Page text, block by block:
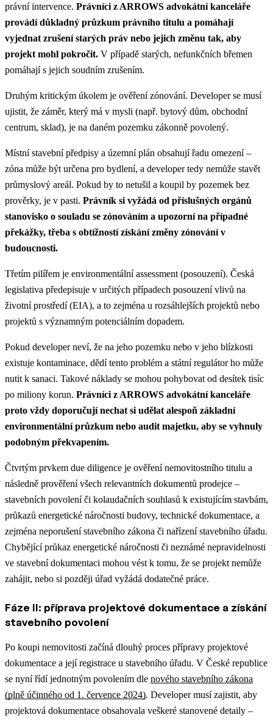
právní intervence. Právníci z ARROWS advokátní kanceláře
provádí důkladný průzkum právního titulu a pomáhají
vyjednat zrušení starých práv nebo jejich změnu tak, aby
projekt mohl pokročit. V případě starých, nefunkčních břemen
pomáhají s jejich soudním zrušením.
Druhým kritickým úkolem je ověření zónování. Developer se musí
ujistit, že záměr, který má v mysli (např. bytový dům, obchodní
centrum, sklad), je na daném pozemku zákonně povolený.
Místní stavební předpisy a územní plán obsahují řadu omezení –
zóna může být určena pro bydlení, a developer tedy nemůže stavět
průmyslový areál. Pokud by to netušil a koupil by pozemek bez
prověrky, je v pasti. Právník si vyžádá od příslušných orgánů
stanovisko o souladu se zónováním a upozorní na případné
překážky, třeba s obtížností získání změny zónování v
budoucnosti.
Třetím pilířem je environmentální assessment (posouzení). Česká
legislativa předepisuje v určitých případech posouzení vlivů na
životní prostředí (EIA), a to zejména u rozsáhlejších projektů nebo
projektů s významným potenciálním dopadem.
Pokud developer neví, že na jeho pozemku nebo v jeho blízkosti
existuje kontaminace, dědí tento problém a státní regulátor ho může
nutit k sanaci. Takové náklady se mohou pohybovat od desítek tisíc
po miliony korun. Právníci z ARROWS advokátní kanceláře
proto vždy doporučují nechat si udělat alespoň základní
environmentální průzkum nebo audit majetku, aby se vyhnuly
podobným překvapením.
Čtvrtým prvkem due diligence je ověření nemovitostního titulu a
následně prověření všech relevantních dokumentů prodejce –
stavebních povolení či kolaudačních souhlasů k existujícím stavbám,
průkazů energetické náročnosti budovy, technické dokumentace, a
zejména neporušení stavebního zákona či nařízení stavebního úřadu.
Chybějící průkaz energetické náročnosti či neznámé nepravidelnosti
ve stavební dokumentaci mohou vést k tomu, že se projekt nemůže
zahájit, nebo si později úřad vyžádá dodatečné práce.
Fáze II: příprava projektové dokumentace a získání
stavebního povolení
Po koupi nemovitosti začíná dlouhý proces přípravy projektové
dokumentace a její registrace u stavebního úřadu. V České republice
se nyní řídí jednotným povolením dle nového stavebního zákona
(plně účinného od 1. července 2024). Developer musí zajistit, aby
projektová dokumentace obsahovala veškeré stanovené detaily –